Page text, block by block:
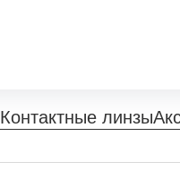
Контактные линзы